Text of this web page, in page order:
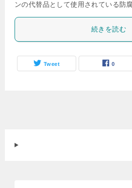
ンの代替品として使用されている防
続きを読む
Tweet 0